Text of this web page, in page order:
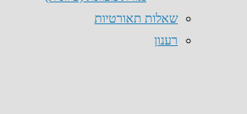
שאלות תאורטיות
רענון